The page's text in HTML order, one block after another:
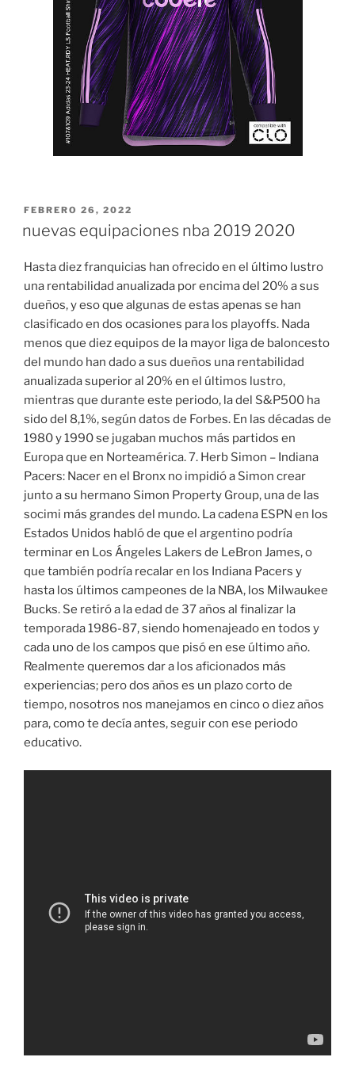
PUBLICADO
FEBRERO 26, 2022
nuevas equipaciones nba 2019 2020
Hasta diez franquicias han ofrecido en el último lustro
una rentabilidad anualizada por encima del 20% a sus
dueños, y eso que algunas de estas apenas se han
clasificado en dos ocasiones para los playoffs. Nada
menos que diez equipos de la mayor liga de baloncesto
del mundo han dado a sus dueños una rentabilidad
anualizada superior al 20% en el últimos lustro,
mientras que durante este periodo, la del S&P500 ha
sido del 8,1%, según datos de Forbes. En las décadas de
1980 y 1990 se jugaban muchos más partidos en
Europa que en Norteamérica. 7. Herb Simon – Indiana
Pacers: Nacer en el Bronx no impidió a Simon crear
junto a su hermano Simon Property Group, una de las
socimi más grandes del mundo. La cadena ESPN en los
Estados Unidos habló de que el argentino podría
terminar en Los Ángeles Lakers de LeBron James, o
que también podría recalar en los Indiana Pacers y
hasta los últimos campeones de la NBA, los Milwaukee
Bucks. Se retiró a la edad de 37 años al finalizar la
temporada 1986-87, siendo homenajeado en todos y
cada uno de los campos que pisó en ese último año.
Realmente queremos dar a los aficionados más
experiencias; pero dos años es un plazo corto de
tiempo, nosotros nos manejamos en cinco o diez años
para, como te decía antes, seguir con ese periodo
educativo.